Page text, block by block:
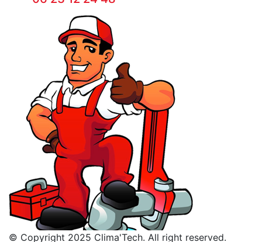
© Copyright 2025 Clima'Tech. All right reserved.